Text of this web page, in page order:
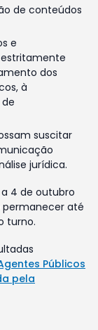
de conteúdos
e
dos
à
suscitar
jurídica.
4 de outubro
permanecer até
turno.
Públicos
pela